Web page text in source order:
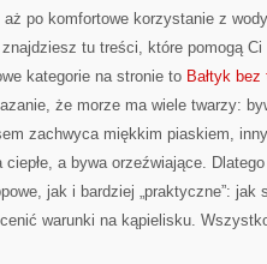
aż po komfortowe korzystanie z
tu treści, które pomogą Ci
kategorie na stronie to Bałtyk
że morze ma wiele twarzy:
zachwyca miękkim piaskiem,
a bywa orzeźwiające.
jak i bardziej „praktyczne”: jak
warunki na kąpielisku.